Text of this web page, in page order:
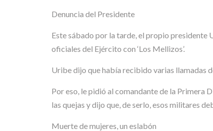
Denuncia del Presidente
Este sábado por la tarde, el propio presidente
oficiales del Ejército con ‘Los Mellizos’.
Uribe dijo que había recibido varias llamadas
Por eso, le pidió al comandante de la Primera
las quejas y dijo que, de serlo, esos militares
Muerte de mujeres, un eslabón